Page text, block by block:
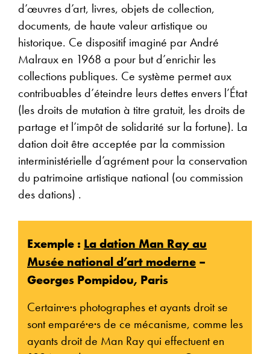
d’œuvres d’art, livres, objets de collection,
documents, de haute valeur artistique ou
historique. Ce dispositif imaginé par André
Malraux en 1968 a pour but d’enrichir les
collections publiques. Ce système permet aux
contribuables d’éteindre leurs dettes envers l’État
(les droits de mutation à titre gratuit, les droits de
partage et l’impôt de solidarité sur la fortune). La
dation doit être acceptée par la commission
interministérielle d’agrément pour la conservation
du patrimoine artistique national (ou commission
des dations) .
Exemple : La dation Man Ray au
Musée national d’art moderne –
Georges Pompidou, Paris
Certain·e·s photographes et ayants droit se
sont emparé·e·s de ce mécanisme, comme les
ayants droit de Man Ray qui effectuent en